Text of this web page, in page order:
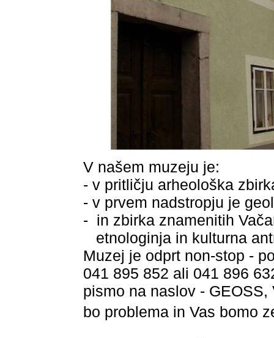
V našem muzeju je:
- v pritličju arheološka
- v prvem nadstropju je
- in zbirka znamenitih
etnologinja in kulturna
Muzej je odprt non-stop -
041 895 852 ali 041 896
pismo na naslov -
bo problema in Vas bomo